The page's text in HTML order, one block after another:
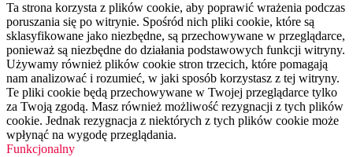
Ta strona korzysta z plików cookie, aby poprawić wrażenia podczas
poruszania się po witrynie. Spośród nich pliki cookie, które są
sklasyfikowane jako niezbędne, są przechowywane w przeglądarce,
ponieważ są niezbędne do działania podstawowych funkcji witryny.
Używamy również plików cookie stron trzecich, które pomagają
nam analizować i rozumieć, w jaki sposób korzystasz z tej witryny.
Te pliki cookie będą przechowywane w Twojej przeglądarce tylko
za Twoją zgodą. Masz również możliwość rezygnacji z tych plików
cookie. Jednak rezygnacja z niektórych z tych plików cookie może
wpłynąć na wygodę przeglądania.
Funkcjonalny